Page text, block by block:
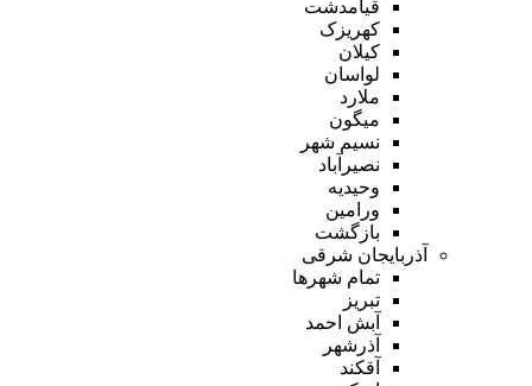
قیامدشت
کهریزک
کیلان
لواسان
ملارد
میگون
نسیم شهر
نصیرآباد
وحیدیه
ورامین
بازگشت
آذربایجان شرقی
تمام شهر‌ها
تبریز
آبش احمد
آذرشهر
آقکند